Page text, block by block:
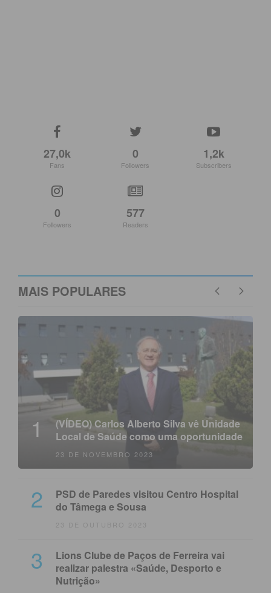
27,0k
Fans
0
Followers
1,2k
Subscribers
0
Followers
577
Readers
MAIS POPULARES
1
(VÍDEO) Carlos Alberto Silva vê Unidade
Local de Saúde como uma oportunidade
23 DE NOVEMBRO 2023
2
PSD de Paredes visitou Centro Hospital
do Tâmega e Sousa
23 DE OUTUBRO 2023
3
Lions Clube de Paços de Ferreira vai
realizar palestra «Saúde, Desporto e
Nutrição»